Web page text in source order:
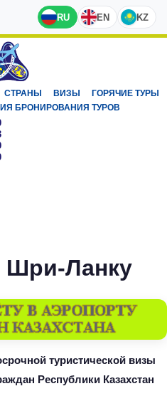
RU EN KZ
СТРАНЫ ВИЗЫ
ГОРЯЧИЕ ТУРЫ
БРОНИРОВАНИЯ ТУРОВ
Шри-Ланку
туристической визы
Республики Казахстан